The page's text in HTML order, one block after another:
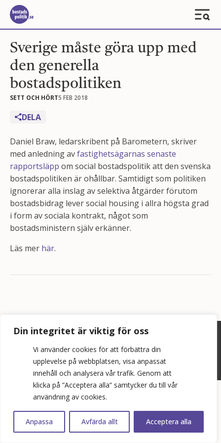
Din integritet är viktig för oss
Vi använder cookies för att förbättra din
upplevelse på webbplatsen, visa anpassat
innehåll och analysera vår trafik. Genom att
klicka på ”Acceptera alla” samtycker du till vår
användning av cookies.
Anpassa Avfärda allt Acceptera alla
Sverige måste göra upp med
den generella
bostadspolitiken
SETT OCH HÖRT5 FEB 2018
DELA
Daniel Braw, ledarskribent på Barometern, skriver
med anledning avfastighetsägarnas senaste
rapportsläpp om social bostadspolitik att den svenska
bostadspolitiken är ohållbar. Samtidigt som politiken
ignorerar alla inslag av selektiva åtgärder förutom
bostadsbidrag lever social housing i allra högsta grad
i form av sociala kontrakt, något som
bostadsministern själv erkänner.
Läs mer här.
© 2026 Bopol AB
info@bostadspolitik.se
0704-57 90 06